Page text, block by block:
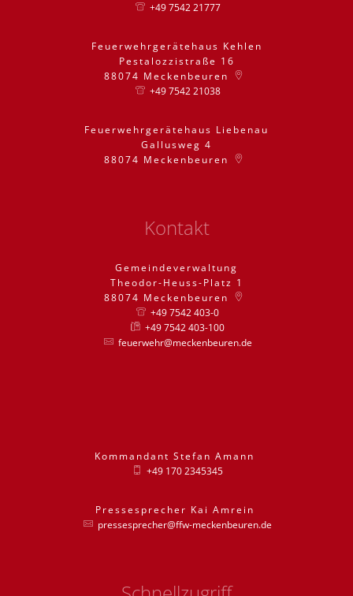
+49 7542 21777
Feuerwehrgerätehaus Kehlen
Pestalozzistraße 16
88074 Meckenbeuren
+49 7542 21038
Feuerwehrgerätehaus Liebenau
Gallusweg 4
88074 Meckenbeuren
Kontakt
Gemeindeverwaltung
Theodor-Heuss-Platz 1
88074 Meckenbeuren
+49 7542 403-0
+49 7542 403-100
feuerwehr@meckenbeuren.de
Kommandant Stefan Amann
+49 170 2345345
Pressesprecher Kai Amrein
pressesprecher@ffw-meckenbeuren.de